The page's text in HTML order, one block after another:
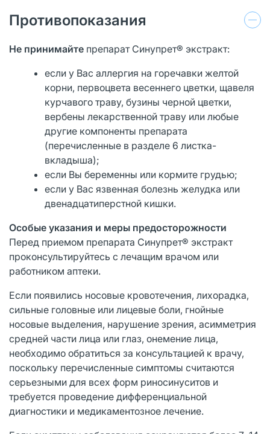
Противопоказания
Не принимайте препарат Синупрет® экстракт:
если у Вас аллергия на горечавки желтой
корни, первоцвета весеннего цветки, щавеля
курчавого траву, бузины черной цветки,
вербены лекарственной траву или любые
другие компоненты препарата
(перечисленные в разделе 6 листка-
вкладыша);
если Вы беременны или кормите грудью;
если у Вас язвенная болезнь желудка или
двенадцатиперстной кишки.
Особые указания и меры предосторожности
Перед приемом препарата Синупрет® экстракт
проконсультируйтесь с лечащим врачом или
работником аптеки.
Если появились носовые кровотечения, лихорадка,
сильные головные или лицевые боли, гнойные
носовые выделения, нарушение зрения, асимметрия
средней части лица или глаз, онемение лица,
необходимо обратиться за консультацией к врачу,
поскольку перечисленные симптомы считаются
серьезными для всех форм риносинуситов и
требуется проведение дифференциальной
диагностики и медикаментозное лечение.